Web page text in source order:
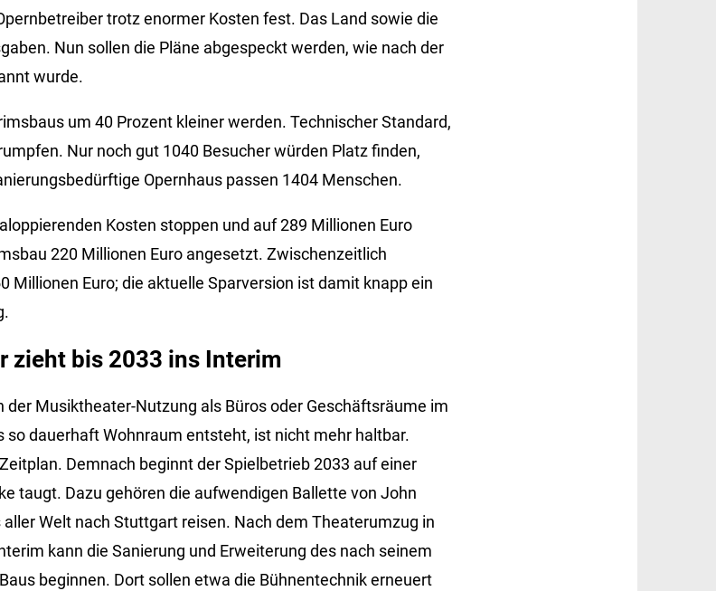
trotz enormer Kosten fest. Das Land sowie die
Nun sollen die Pläne abgespeckt werden, wie nach der
wurde.
um 40 Prozent kleiner werden. Technischer Standard,
Nur noch gut 1040 Besucher würden Platz finden,
Opernhaus passen 1404 Menschen.
Kosten stoppen und auf 289 Millionen Euro
220 Millionen Euro angesetzt. Zwischenzeitlich
Millionen Euro; die aktuelle Sparversion ist damit knapp ein
zieht bis 2033 ins Interim
der Musiktheater-Nutzung als Büros oder Geschäftsräume im
so dauerhaft Wohnraum entsteht, ist nicht mehr haltbar.
Demnach beginnt der Spielbetrieb 2033 auf einer
taugt. Dazu gehören die aufwendigen Ballette von John
Welt nach Stuttgart reisen. Nach dem Theaterumzug in
kann die Sanierung und Erweiterung des nach seinem
beginnen. Dort sollen etwa die Bühnentechnik erneuert